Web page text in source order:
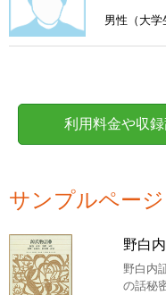
男性（大学
利用料金や収
サンプルページ
野白
野白内
の話秘